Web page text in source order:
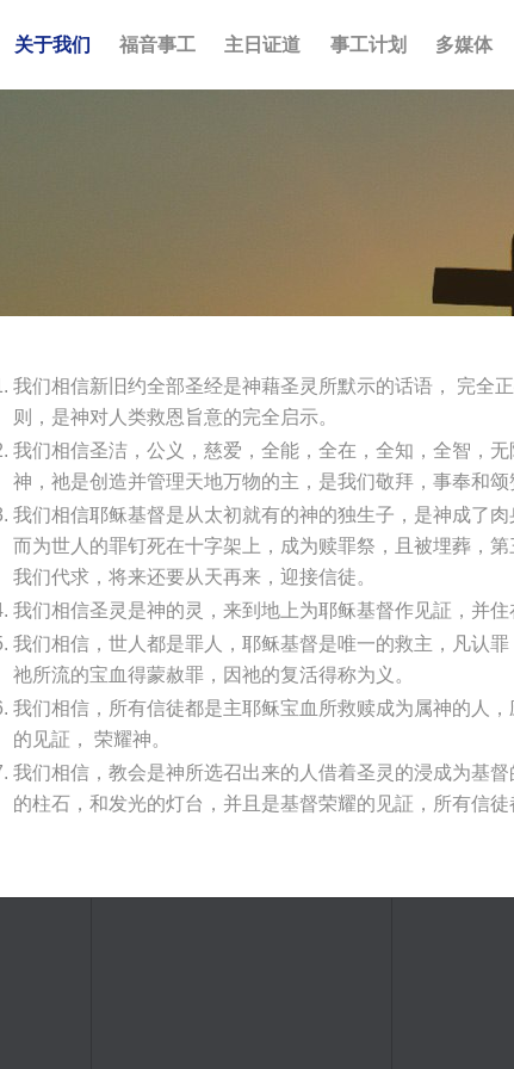
关于我们 福音事工 主日证道 事工计划 多媒体
我们相信新旧约全部圣经是神藉圣灵所默示的话语， 完全
则，是神对人类救恩旨意的完全启示。
我们相信圣洁，公义，慈爱，全能，全在，全知，全智，
神，祂是创造并管理天地万物的主，是我们敬拜，事奉和颂
我们相信耶稣基督是从太初就有的神的独生子，是神成了
而为世人的罪钉死在十字架上，成为赎罪祭，且被埋葬，
我们代求，将来还要从天再来，迎接信徒。
我们相信圣灵是神的灵，来到地上为耶稣基督作见証，并
我们相信，世人都是罪人，耶稣基督是唯一的救主，凡认
祂所流的宝血得蒙赦罪，因祂的复活得称为义。
我们相信，所有信徒都是主耶稣宝血所救赎成为属神的人
的见証， 荣耀神。
我们相信，教会是神所选召出来的人借着圣灵的浸成为基
的柱石，和发光的灯台，并且是基督荣耀的见証，所有信徒